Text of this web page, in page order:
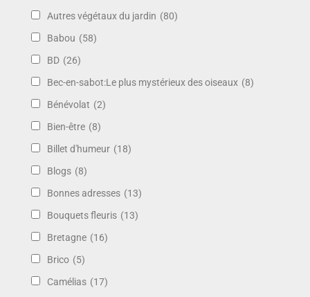
Autres végétaux du jardin (80)
Babou (58)
BD (26)
Bec-en-sabot:Le plus mystérieux des oiseaux (8)
Bénévolat (2)
Bien-être (8)
Billet d'humeur (18)
Blogs (8)
Bonnes adresses (13)
Bouquets fleuris (13)
Bretagne (16)
Brico (5)
Camélias (17)